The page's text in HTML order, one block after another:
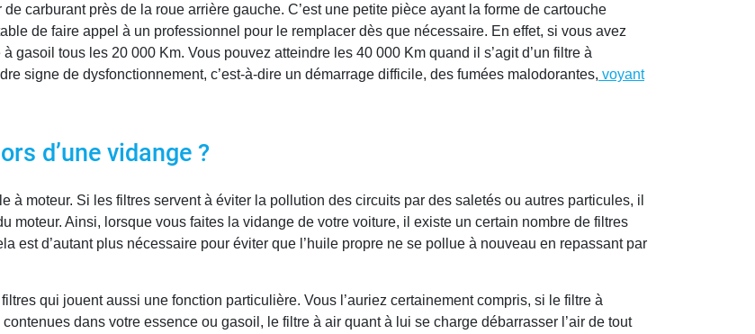
carburant près de la roue arrière gauche. C’est une petite pièce ayant la forme de cartouche
de faire appel à un professionnel pour le remplacer dès que nécessaire. En effet, si vous avez
gasoil tous les 20 000 Km. Vous pouvez atteindre les 40 000 Km quand il s’agit d’un filtre à
signe de dysfonctionnement, c’est-à-dire un démarrage difficile, des fumées malodorantes, voyant
d’une vidange ?
à moteur. Si les filtres servent à éviter la pollution des circuits par des saletés ou autres particules, il
moteur. Ainsi, lorsque vous faites la vidange de votre voiture, il existe un certain nombre de filtres
est d’autant plus nécessaire pour éviter que l’huile propre ne se pollue à nouveau en repassant par
qui jouent aussi une fonction particulière. Vous l’auriez certainement compris, si le filtre à
dans votre essence ou gasoil, le filtre à air quant à lui se charge débarrasser l’air de tout